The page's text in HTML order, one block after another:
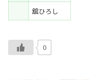
舘ひろし
0